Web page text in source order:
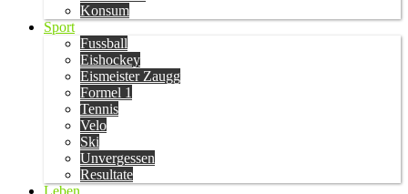
Konsum
Sport
Fussball
Eishockey
Eismeister Zaugg
Formel 1
Tennis
Velo
Ski
Unvergessen
Resultate
Leben